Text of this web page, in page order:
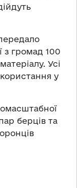
з громад 100
Усі
у
берців та